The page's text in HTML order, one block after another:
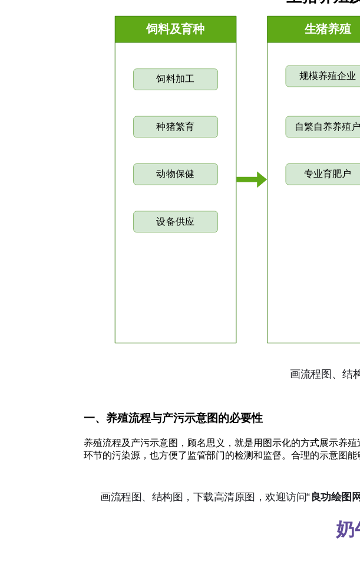
一、养殖流程与产污示意图的必要性
养殖流程及产污示意图，顾名思义，就是用图示化的方式展示养
环节的污染源，也方便了监管部门的检测和监督。合理的示意图